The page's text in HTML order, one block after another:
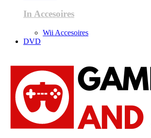
In Accesoires
Wii Accesoires
DVD